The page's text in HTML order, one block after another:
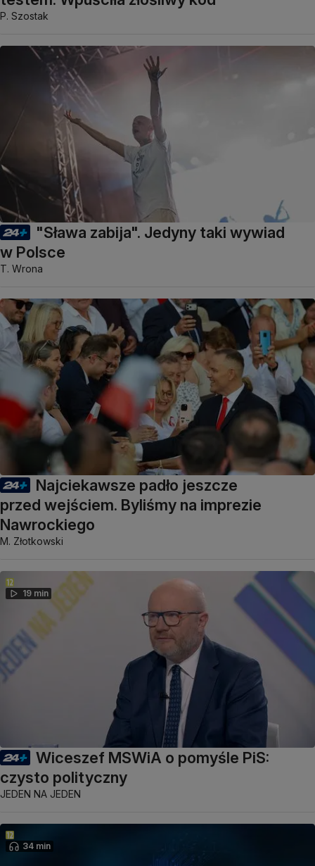
P. Szostak
"Sława zabija". Jedyny taki wywiad
w Polsce
T. Wrona
Najciekawsze padło jeszcze
przed wejściem. Byliśmy na imprezie
Nawrockiego
M. Złotkowski
19 min
Wiceszef MSWiA o pomyśle PiS:
czysto polityczny
JEDEN NA JEDEN
34 min